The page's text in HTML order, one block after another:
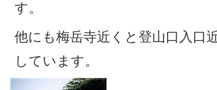
す。
他にも梅岳寺近くと登山口入口
しています。